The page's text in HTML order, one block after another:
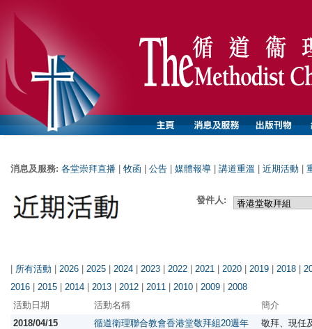
消息及服務: 各堂崇拜直播 牧函 公告 媒體報導 講道重溫 近期活動
發件人:
| 所有活動 | 2026 | 2025 | 2024 | 2023 | 2022 | 2021 | 2020 | 2019 | 2018 |
2016 | 2015 | 2014 | 2013 | 2012 | 2011 | 2010 | 2009 | 2008
活動日期
活動名稱
簡介
2018/04/15
循道衛理聯合教會香港堂敬拜組20週年
敬拜、現任